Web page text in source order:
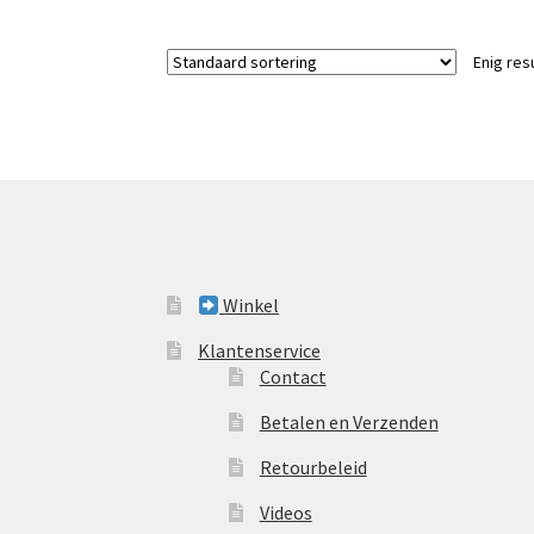
Enig
Winkel
Klantenservice
Contact
Betalen en Verzenden
Retourbeleid
Videos